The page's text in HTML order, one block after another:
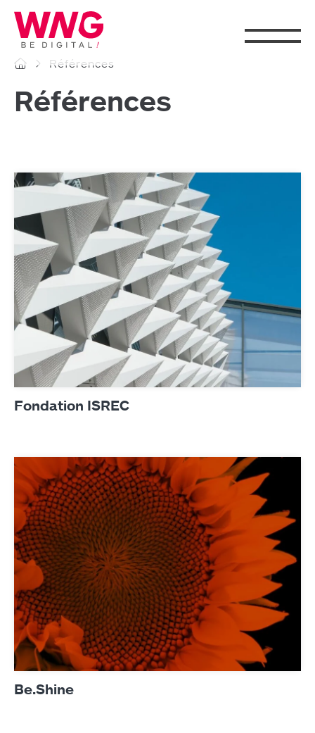
Références
Références
Fondation ISREC
Be.Shine
Cookies management panel